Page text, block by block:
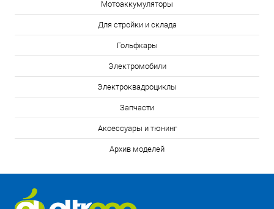
Мотоаккумуляторы
Для стройки и склада
Гольфкары
Электромобили
Электроквадроциклы
Запчасти
Аксессуары и тюнинг
Архив моделей